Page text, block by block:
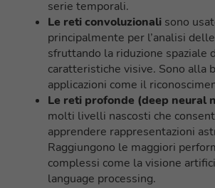
serie temporali.
Le reti convoluzionali sono
principalmente per l’analisi
sfruttando la riduzione spaziale
caratteristiche visive. Sono alla
applicazioni come il
Le reti profonde (deep neural
molti livelli nascosti che
apprendere rappresentazioni
Raggiungono le maggiori
complessi come la visione
language processing.